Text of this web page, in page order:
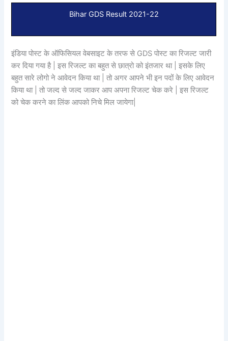
Bihar GDS Result 2021-22
इंडिया पोस्ट के ऑफिसियल वेबसाइट के तरफ से GDS पोस्ट का रिजल्ट जारी
कर दिया गया है | इस रिजल्ट का बहुत से छात्रो को इंतजार था | इसके लिए
बहुत सारे लोगो ने आवेदन किया था | तो अगर आपने भी इन पदों के लिए आवेदन
किया था | तो जल्द से जल्द जाकर आप अपना रिजल्ट चेक करे | इस रिजल्ट
को चेक करने का लिंक आपको निचे मिल जायेगा|